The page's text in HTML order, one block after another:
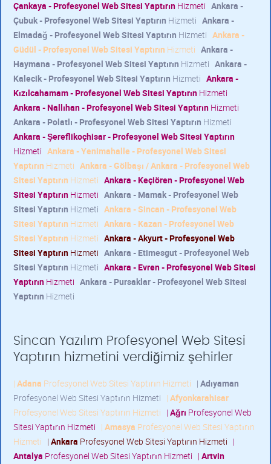
Çankaya - Profesyonel Web Sitesi Yaptırın Hizmeti Ankara -
Çubuk - Profesyonel Web Sitesi Yaptırın Hizmeti Ankara -
Elmadağ - Profesyonel Web Sitesi Yaptırın Hizmeti Ankara -
Güdül - Profesyonel Web Sitesi Yaptırın Hizmeti Ankara -
Haymana - Profesyonel Web Sitesi Yaptırın Hizmeti Ankara -
Kalecik - Profesyonel Web Sitesi Yaptırın Hizmeti Ankara -
Kızılcahamam - Profesyonel Web Sitesi Yaptırın Hizmeti
Ankara - Nallıhan - Profesyonel Web Sitesi Yaptırın Hizmeti
Ankara - Polatlı - Profesyonel Web Sitesi Yaptırın Hizmeti
Ankara - Şereflikoçhisar - Profesyonel Web Sitesi Yaptırın
Hizmeti Ankara - Yenimahalle - Profesyonel Web Sitesi
Yaptırın Hizmeti Ankara - Gölbaşı / Ankara - Profesyonel Web
Sitesi Yaptırın Hizmeti Ankara - Keçiören - Profesyonel Web
Sitesi Yaptırın Hizmeti Ankara - Mamak - Profesyonel Web
Sitesi Yaptırın Hizmeti Ankara - Sincan - Profesyonel Web
Sitesi Yaptırın Hizmeti Ankara - Kazan - Profesyonel Web
Sitesi Yaptırın Hizmeti Ankara - Akyurt - Profesyonel Web
Sitesi Yaptırın Hizmeti Ankara - Etimesgut - Profesyonel Web
Sitesi Yaptırın Hizmeti Ankara - Evren - Profesyonel Web Sitesi
Yaptırın Hizmeti Ankara - Pursaklar - Profesyonel Web Sitesi
Yaptırın Hizmeti
Sincan Yazılım Profesyonel Web Sitesi
Yaptırın hizmetini verdiğimiz şehirler
| Adana Profesyonel Web Sitesi Yaptırın Hizmeti | Adıyaman
Profesyonel Web Sitesi Yaptırın Hizmeti | Afyonkarahisar
Profesyonel Web Sitesi Yaptırın Hizmeti | Ağrı Profesyonel Web
Sitesi Yaptırın Hizmeti | Amasya Profesyonel Web Sitesi Yaptırın
Hizmeti | Ankara Profesyonel Web Sitesi Yaptırın Hizmeti |
Antalya Profesyonel Web Sitesi Yaptırın Hizmeti | Artvin